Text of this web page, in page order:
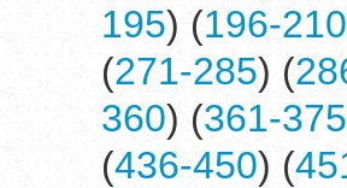
195) (196-210
(271-285) (
360) (361-375
(436-450) (